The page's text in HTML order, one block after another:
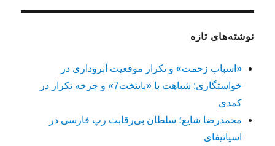
نوشته‌های تازه
«اسباب زحمت» و تکرار موقعیت آبروداری در
خواستگاری: شباهت با «پایتخت7» و چرخه تکرار در
کمدی
محمدرضا شایع؛ سلطان بی‌رقابت رپ فارسی در
اسپاتیفای